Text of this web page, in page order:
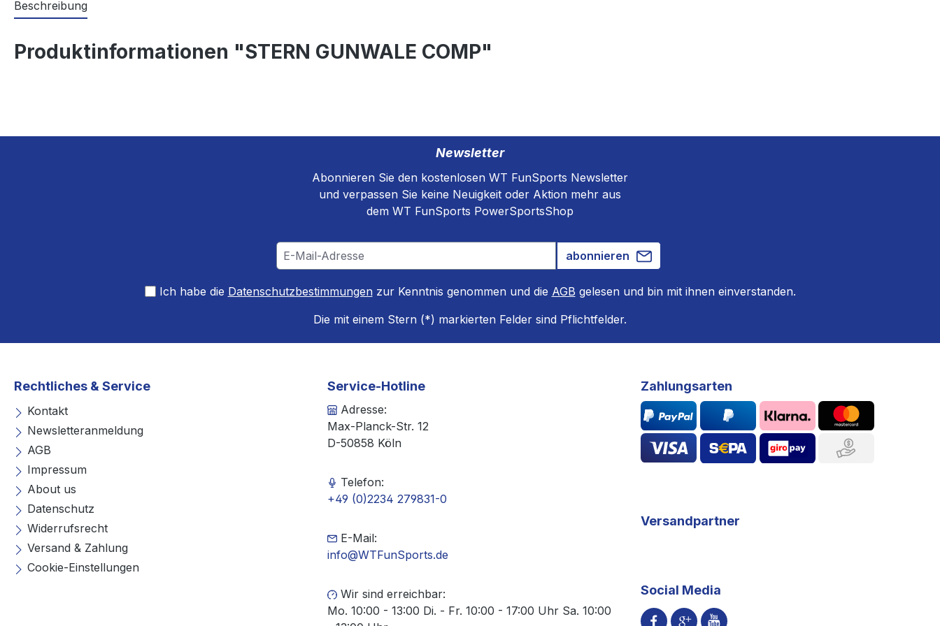
Beschreibung
Produktinformationen "STERN GUNWALE COMP"
Newsletter
Abonnieren Sie den kostenlosen WT FunSports Newsletter
und verpassen Sie keine Neuigkeit oder Aktion mehr aus
dem WT FunSports PowerSportsShop
abonnieren
Ich habe die Datenschutzbestimmungenzur Kenntnis genommen und die AGB gelesen und bin mit ihnen einverstanden.
Die mit einem Stern (*) markierten Felder sind Pflichtfelder.
Rechtliches & Service
Kontakt
Newsletteranmeldung
AGB
Impressum
About us
Datenschutz
Widerrufsrecht
Versand & Zahlung
Cookie-Einstellungen
Service-Hotline
Adresse:
Max-Planck-Str. 12
D-50858 Köln
Telefon:
+49 (0)2234 279831-0
E-Mail:
info@WTFunSports.de
Wir sind erreichbar:
Mo. 10:00 - 13:00 Di. - Fr. 10:00 - 17:00 Uhr Sa. 10:00
Zahlungsarten
Versandpartner
Social Media